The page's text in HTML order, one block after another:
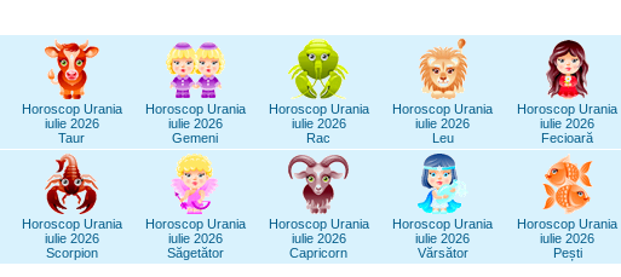
Horoscop Urania
iulie 2026
Taur
Horoscop Urania
iulie 2026
Gemeni
Horoscop Urania
iulie 2026
Rac
Horoscop Urania
iulie 2026
Leu
Horoscop Urania
iulie 2026
Fecioară
Horoscop Urania
iulie 2026
Scorpion
Horoscop Urania
iulie 2026
Săgetător
Horoscop Urania
iulie 2026
Capricorn
Horoscop Urania
iulie 2026
Vărsător
Horoscop Urania
iulie 2026
Pești